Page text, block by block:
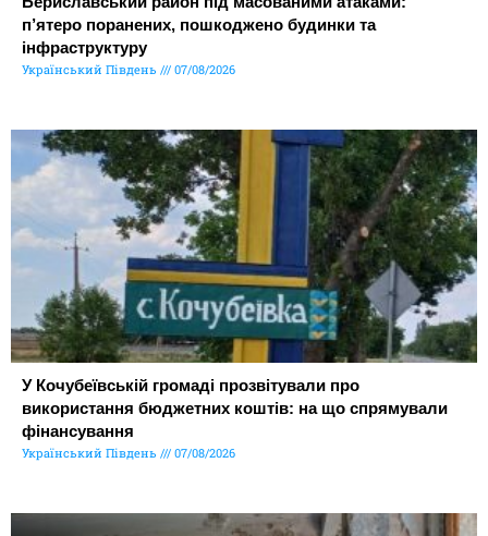
п’ятеро поранених, пошкоджено будинки та
інфраструктуру
Український Південь 07/08/2026
У Кочубеївській громаді прозвітували про
використання бюджетних коштів: на що спрямували
фінансування
Український Південь 07/08/2026